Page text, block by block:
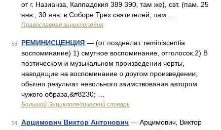
от г. Назианза, Каппадокия 389 390, там же), свт. (пам. 25
янв., 30 янв. в Соборе Трех святителей; пам …
Православная энциклопедия
53 РЕМИНИСЦЕНЦИЯ — (от позднелат. reminiscentia
воспоминание) 1) смутное воспоминание, отголосок.2) В
поэтическом и музыкальном произведении черты,
наводящие на воспоминание о другом произведении;
обычно результат невольного заимствования автором
чужого образа,&#8230; …
Большой Энциклопедический словарь
54 Арцимович Виктор Антонович — Арцимович, Виктор